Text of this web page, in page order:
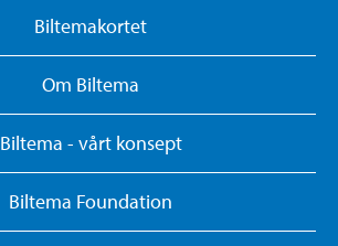
Biltemakortet
Om Biltema
Biltema - vårt konsept
Biltema Foundation